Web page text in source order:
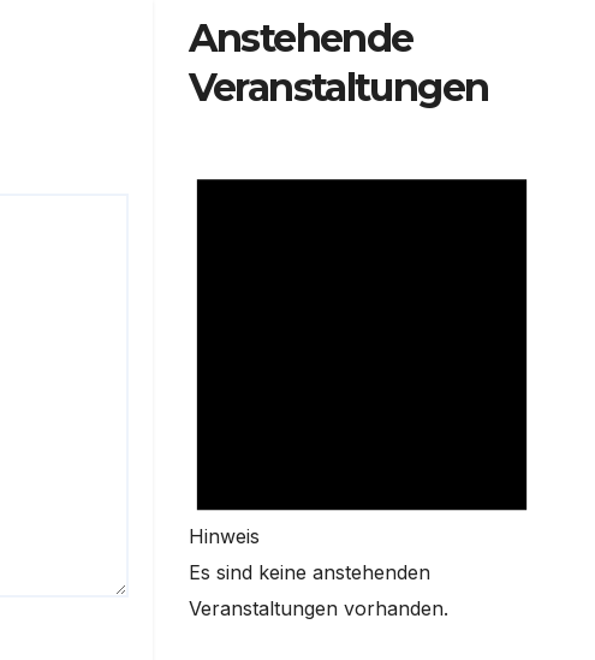
Anstehende
Veranstaltungen
Hinweis
Es sind keine anstehenden
Veranstaltungen vorhanden.